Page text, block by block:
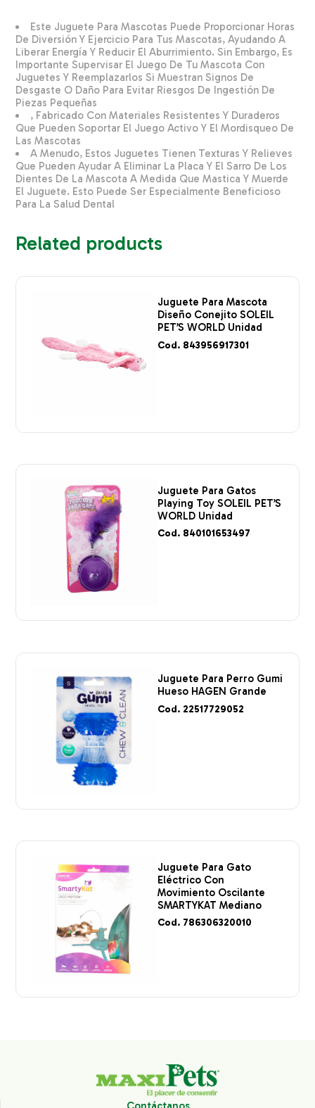
Este Juguete Para Mascotas Puede Proporcionar Horas
De Diversión Y Ejercicio Para Tus Mascotas, Ayudando A
Liberar Energía Y Reducir El Aburrimiento. Sin Embargo, Es
Importante Supervisar El Juego De Tu Mascota Con
Juguetes Y Reemplazarlos Si Muestran Signos De
Desgaste O Daño Para Evitar Riesgos De Ingestión De
Piezas Pequeñas
, Fabricado Con Materiales Resistentes Y Duraderos
Que Pueden Soportar El Juego Activo Y El Mordisqueo De
Las Mascotas
A Menudo, Estos Juguetes Tienen Texturas Y Relieves
Que Pueden Ayudar A Eliminar La Placa Y El Sarro De Los
Dientes De La Mascota A Medida Que Mastica Y Muerde
El Juguete. Esto Puede Ser Especialmente Beneficioso
Para La Salud Dental
Related products
Juguete Para Mascota
Diseño Conejito SOLEIL
PET’S WORLD Unidad
Cod. 843956917301
Juguete Para Gatos
Playing Toy SOLEIL PET’S
WORLD Unidad
Cod. 840101653497
Juguete Para Perro Gumi
Hueso HAGEN Grande
Cod. 22517729052
Juguete Para Gato
Eléctrico Con
Movimiento Oscilante
SMARTYKAT Mediano
Cod. 786306320010